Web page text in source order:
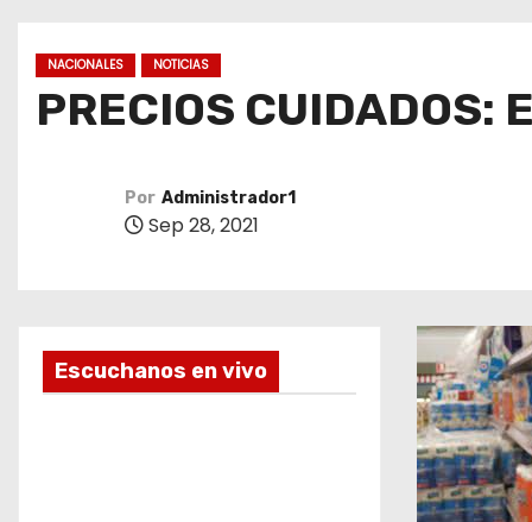
NACIONALES NOTICIAS
PRECIOS CUIDADOS:
Por Administrador1
Sep 28, 2021
Escuchanos en vivo